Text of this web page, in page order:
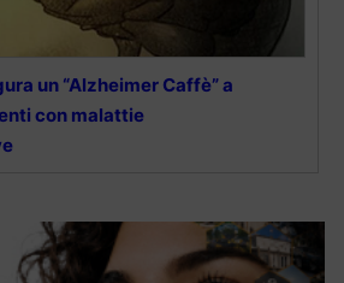
un “Alzheimer Caffè” a
con malattie